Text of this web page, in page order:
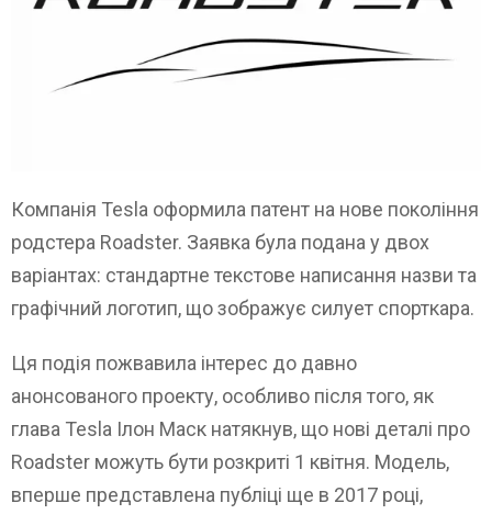
Компанія Tesla оформила патент на нове покоління
родстера Roadster. Заявка була подана у двох
варіантах: стандартне текстове написання назви та
графічний логотип, що зображує силует спорткара.
Ця подія пожвавила інтерес до давно
анонсованого проекту, особливо після того, як
глава Tesla Ілон Маск натякнув, що нові деталі про
Roadster можуть бути розкриті 1 квітня. Модель,
вперше представлена ​​публіці ще в 2017 році,